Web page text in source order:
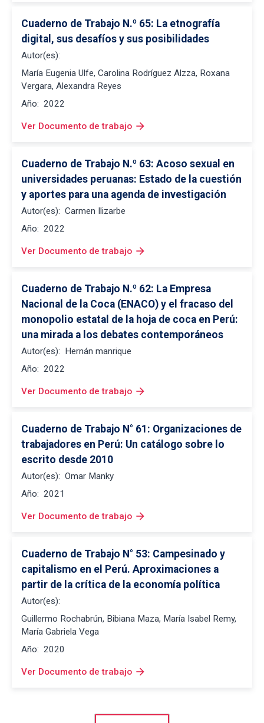
Cuaderno de Trabajo N.º 65: La etnografía
digital, sus desafíos y sus posibilidades
Autor(es):
María Eugenia Ulfe, Carolina Rodríguez Alzza, Roxana
Vergara, Alexandra Reyes
Año: 2022
Ver Documento de trabajo arrow_forward
Cuaderno de Trabajo N.º 63: Acoso sexual en
universidades peruanas: Estado de la cuestión
y aportes para una agenda de investigación
Autor(es): Carmen Ilizarbe
Año: 2022
Ver Documento de trabajo arrow_forward
Cuaderno de Trabajo N.º 62: La Empresa
Nacional de la Coca (ENACO) y el fracaso del
monopolio estatal de la hoja de coca en Perú:
una mirada a los debates contemporáneos
Autor(es): Hernán manrique
Año: 2022
Ver Documento de trabajo arrow_forward
Cuaderno de Trabajo N° 61: Organizaciones de
trabajadores en Perú: Un catálogo sobre lo
escrito desde 2010
Autor(es): Omar Manky
Año: 2021
Ver Documento de trabajo arrow_forward
Cuaderno de Trabajo N° 53: Campesinado y
capitalismo en el Perú. Aproximaciones a
partir de la crítica de la economía política
Autor(es):
Guillermo Rochabrún, Bibiana Maza, María Isabel Remy,
María Gabriela Vega
Año: 2020
Ver Documento de trabajo arrow_forward